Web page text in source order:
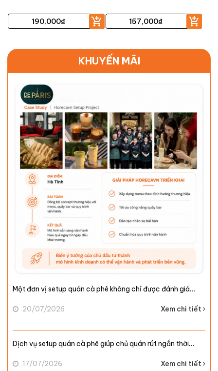
KHUYẾN MÃI
Một đơn vị setup quán cà phê không chỉ được đánh giá…
20/07/2026 Xem chi tiết
Dịch vụ setup quán cà phê giúp chủ quán rút ngắn thời…
17/07/2026 Xem chi tiết
190,000₫ 157,000₫